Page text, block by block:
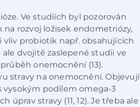
Ve studiích byl pozorován
na rozvoj ložisek endometriózy,
probiotik např. obsahujících
dvojitě zaslepené studii ve
onemocnění (13).
stravy na onemocnění. Objevují
vysokým podílem omega-3
úprav stravy (11, 12). Je třeba ale